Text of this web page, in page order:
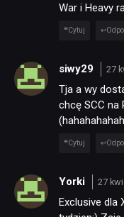
War i Heavy
Cytuj
siwy29 27
Tja a wy
chcę SCC na
Cytuj
Yorki 27
Exclusive dla